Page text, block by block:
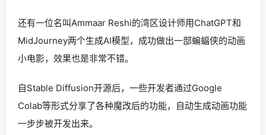
还有一位名叫Ammaar Reshi的湾区设计师用ChatGPT和
MidJourney两个生成AI模型，成功做出一部蝙蝠侠的动画
小电影，效果也是非常不错。
自Stable Diffusion开源后，一些开发者通过Google
Colab等形式分享了各种魔改后的功能，自动生成动画功能
一步步被开发出来。